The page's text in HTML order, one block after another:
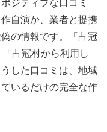
ジティブな口コミ
自演か、業者と提携
の情報です。「占冠
占冠村から利用し
した口コミは、地域
いるだけの完全な作